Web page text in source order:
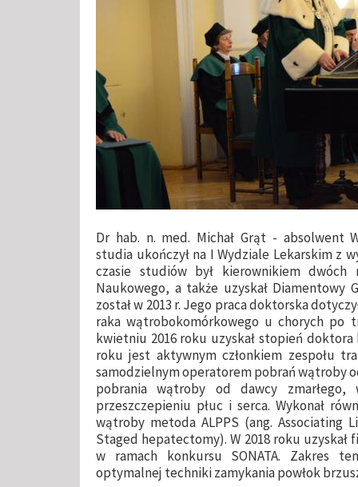
Dr hab. n. med. Michał Grąt - absolwent
studia ukończył na I Wydziale Lekarskim z
czasie studiów był kierownikiem dwóch
Naukowego, a także uzyskał Diamentowy
został w 2013 r. Jego praca doktorska
raka wątrobokomórkowego u chorych po
kwietniu 2016 roku uzyskał stopień
roku jest aktywnym członkiem zespołu
samodzielnym operatorem pobrań wątroby
pobrania wątroby od dawcy zmarłego,
przeszczepieniu płuc i serca. Wykonał
wątroby metoda ALPPS (ang.
Staged hepatectomy). W 2018 roku
w ramach konkursu SONATA. Zakres
optymalnej techniki zamykania powłok